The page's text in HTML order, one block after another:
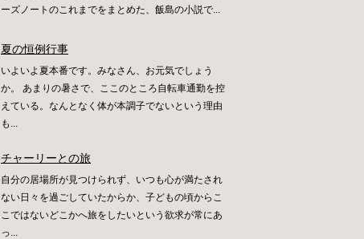
ーズノートのこれまでをまとめた、飯島の小説で...
夏の恒例行事
いよいよ夏本番です。みなさん、お元気でしょう
か。 あまりの暑さで、ここのところ自転車通勤を控
えている。なんとなく体が本調子でないという理由
も...
チャーリーとの旅
自分の居場所が見つけられず、いつも心が満たされ
ない日々を過ごしていたからか、子どもの頃からこ
こではないどこかへ旅をしたいという欲求が常にあ
っ...